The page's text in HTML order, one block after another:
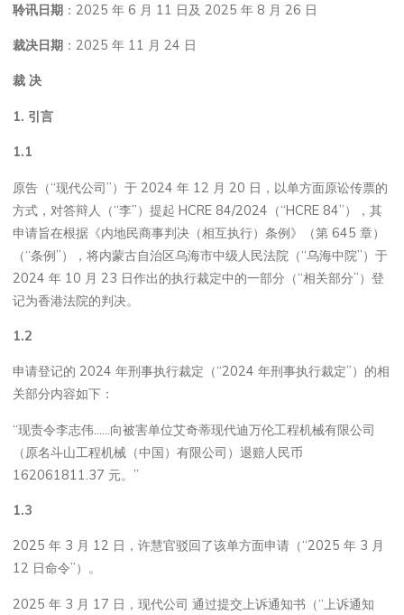
聆讯日期 ：2025 年 6 月 11 日及 2025 年 8 月 26 日
裁决日期 ：2025 年 11 月 24 日
裁决
1. 引言
1.1
原告（“现代公司”）于 2024 年 12 月 20 日，以单方面原讼传票的
方式，对答辩人（“李”）提起 HCRE 84/2024（“HCRE 84”），其
申请旨在根据《内地民商事判决（相互执行）条例》（第 645 章）
（“条例”），将内蒙古自治区乌海市中级人民法院（“乌海中院”）于
2024 年 10 月 23 日作出的执行裁定中的一部分（“相关部分”）登
记为香港法院的判决。
1.2
申请登记的 2024 年刑事执行裁定（“2024 年刑事执行裁定”）的相
关部分内容如下：
“现责令李志伟……向被害单位艾奇蒂现代迪万伦工程机械有限公司
（原名斗山工程机械（中国）有限公司）退赔人民币
162061811.37 元。”
1.3
2025 年 3 月 12 日，许慧官驳回了该单方面申请（“2025 年 3 月
12 日命令”）。
2025 年 3 月 17 日，现代公司 通过提交上诉通知书（“上诉通知